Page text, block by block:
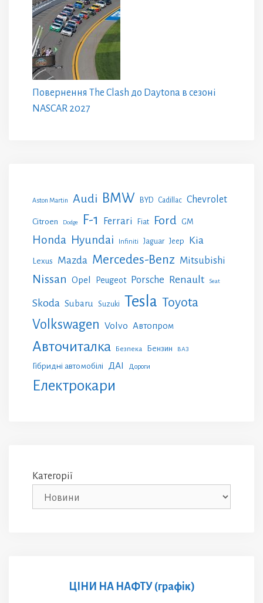
Повернення The Clash до Daytona в сезоні
NASCAR 2027
Aston Martin Audi BMW BYD Cadillac Chevrolet
Citroen Dodge F-1 Ferrari Fiat Ford GM
Honda Hyundai Infiniti Jaguar Jeep Kia
Lexus Mazda Mercedes-Benz Mitsubishi
Nissan Opel Peugeot Porsche Renault Seat
Skoda Subaru Suzuki Tesla Toyota
Volkswagen Volvo Автопром
Авточиталка Безпека Бензин ВАЗ
Гібридні автомобілі ДАІ Дороги
Електрокари
Категорії
ЦІНИ НА НАФТУ (графік)